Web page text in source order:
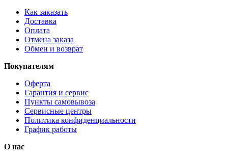
Как заказать
Доставка
Оплата
Отмена заказа
Обмен и возврат
Покупателям
Оферта
Гарантия и сервис
Пункты самовывоза
Сервисные центры
Политика конфиденциальности
График работы
О нас